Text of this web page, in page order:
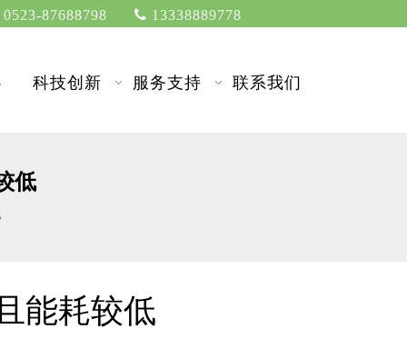
0523-87688798  13338889778
科技创新 服务支持 联系我们
低
能耗较低